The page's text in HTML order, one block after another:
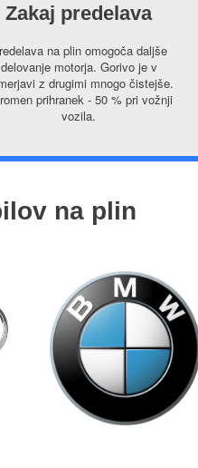
Zakaj predelava
na plin omogoča daljše
delovanje motorja. Gorivo je v
z drugimi mnogo čistejše.
prihranek - 50 % pri vožnji
vozila.
na plin